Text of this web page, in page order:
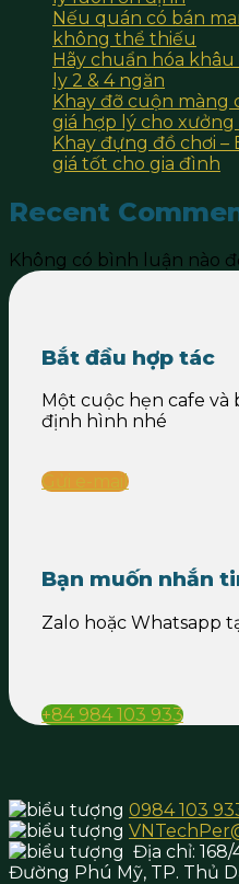
Nếu quán có bán
không thể thiếu
Hãy chuẩn hóa
ly 2 & 4 ngăn
Khay đỡ cuộn màng
giá hợp lý cho
Khay đựng đồ chơi –
giá tốt cho gia đình
Recent
Không có bình luận nào
Bắt đầu hợp tác
Một cuộc hẹn cafe và
định hình nhé
Gửi e-mail
Bạn muốn nhắn
Zalo hoặc Whatsapp
+84 984 103 933
0984 103
Địa chỉ:
Đường Phú Mỹ, TP. Thủ